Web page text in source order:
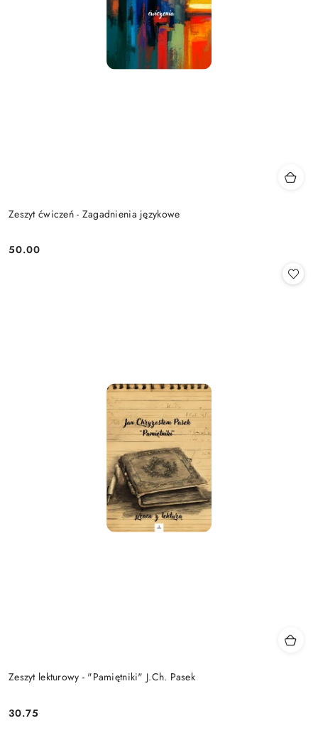
Zeszyt ćwiczeń - Zagadnienia językowe
Cena:
50.00
Zeszyt lekturowy - "Pamiętniki" J.Ch. Pasek
Cena:
30.75